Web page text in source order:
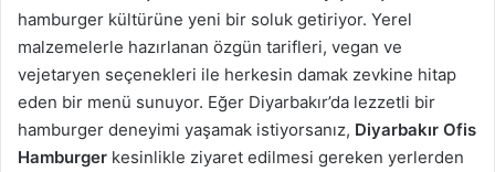
hamburger kültürüne yeni bir soluk getiriyor. Yerel
malzemelerle hazırlanan özgün tarifleri, vegan ve
vejetaryen seçenekleri ile herkesin damak zevkine hitap
eden bir menü sunuyor. Eğer Diyarbakır’da lezzetli bir
hamburger deneyimi yaşamak istiyorsanız, Diyarbakır Ofis
Hamburger kesinlikle ziyaret edilmesi gereken yerlerden